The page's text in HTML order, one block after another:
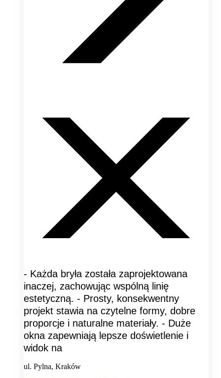
- Każda bryła została zaprojektowana
inaczej, zachowując wspólną linię
estetyczną. - Prosty, konsekwentny
projekt stawia na czytelne formy, dobre
proporcje i naturalne materiały. - Duże
okna zapewniają lepsze doświetlenie i
widok na
ul. Pylna, Kraków